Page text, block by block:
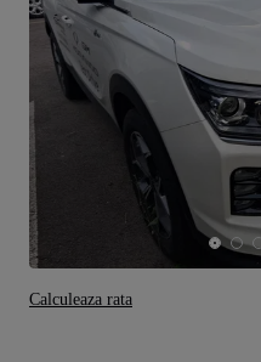
Calculeaza rata